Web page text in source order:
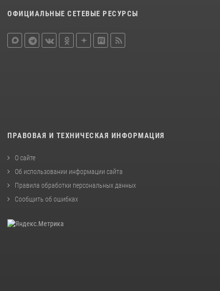
ОФИЦИАЛЬНЫЕ СЕТЕВЫЕ РЕСУРСЫ
ПРАВОВАЯ И ТЕХНИЧЕСКАЯ ИНФОРМАЦИЯ
О сайте
Об использовании информации сайта
Правила обработки персональных данных
Сообщить об ошибках